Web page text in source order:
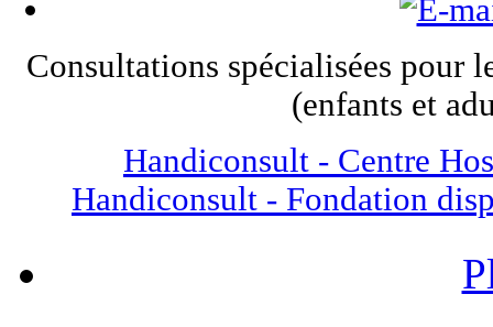
Consultations spécialisées pour
(enfants et
Handiconsult - Centre
Handiconsult - Fondation